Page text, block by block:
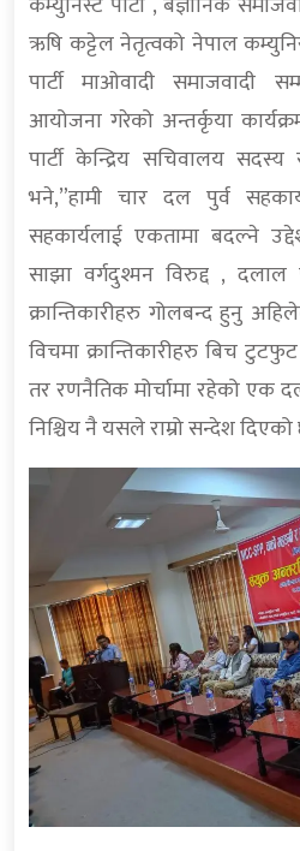
ऋषि कट्टेल नेतृत्वको नेपाल
पार्टी माओवादी समाजवादी
आयोजना गरेको अन्तर्कृया
पार्टी केन्द्रिय सचिवालय
भने,”हामी चार दल पुर्व
सहकार्यलाई एकतामा बदल्ने
साझा वर्गदुश्मन विरुद्द , दलाल
क्रान्तिकारीहरु गोलबन्द हुनु
विचमा क्रान्तिकारीहरु बिच
तर रणनैतिक मोर्चामा रहेको
निश्चिय नै यसले राम्रो सन्देश